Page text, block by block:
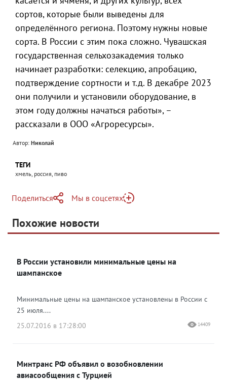
сортов, которые были выведены для
определённого региона. Поэтому нужны новые
сорта. В России с этим пока сложно. Чувашская
государственная сельхозакадемия только
начинает разработки: селекцию, апробацию,
подтверждение сортности и т.д. В декабре 2023
они получили и установили оборудование, в
этом году должны начаться работы», –
рассказали в ООО «Агроресурсы».
Автор: Николай
ТЕГИ
хмель, россия, пиво
Поделиться
Telegram
Одноклассники
Мы в соцсетях
Яндекс Дзен
Похожие новости
В России установили минимальные цены на
шампанское
Минимальные цены на шампанское установлены в России с
25 июля....
25.07.2016 в 17:28:00
14409
Минтранс РФ объявил о возобновлении
авиасообщения с Турцией